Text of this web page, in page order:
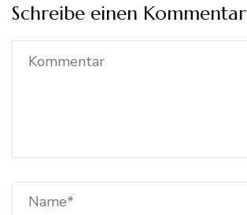
Schreibe einen Kommentar